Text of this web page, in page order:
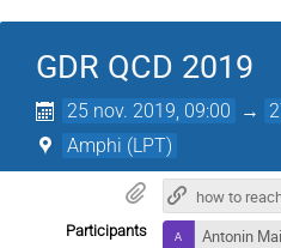
GDR QCD 2019
25 nov. 2019, 09:00 →
Amphi (LPT)
how to
Participants Antonin